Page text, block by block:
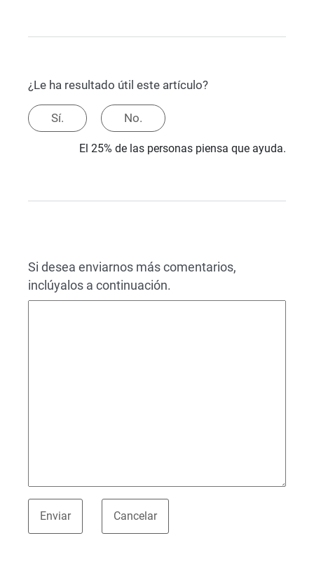
¿Le ha resultado útil este artículo?
Sí. No.
El 25% de las personas piensa que ayuda.
Si desea enviarnos más comentarios,
inclúyalos a continuación.